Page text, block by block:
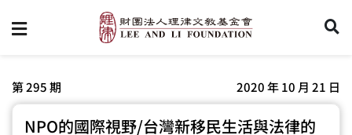
第 295 期 2020 年 10 月 21 日
NPO的國際視野/台灣新移民生活與法律的